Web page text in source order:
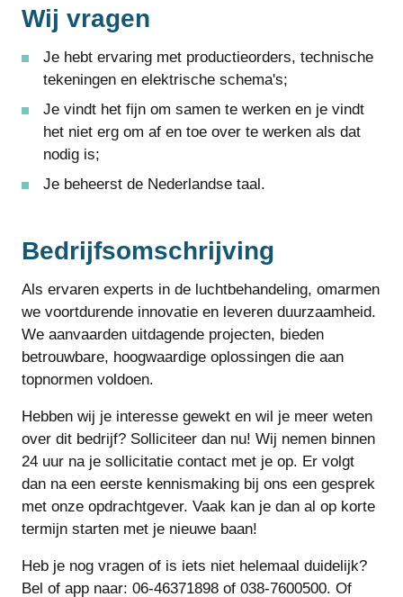
Wij vragen
Je hebt ervaring met productieorders, technische
tekeningen en elektrische schema's;
Je vindt het fijn om samen te werken en je vindt
het niet erg om af en toe over te werken als dat
nodig is;
Je beheerst de Nederlandse taal.
Bedrijfsomschrijving
Als ervaren experts in de luchtbehandeling, omarmen
we voortdurende innovatie en leveren duurzaamheid.
We aanvaarden uitdagende projecten, bieden
betrouwbare, hoogwaardige oplossingen die aan
topnormen voldoen.
Hebben wij je interesse gewekt en wil je meer weten
over dit bedrijf? Solliciteer dan nu! Wij nemen binnen
24 uur na je sollicitatie contact met je op. Er volgt
dan na een eerste kennismaking bij ons een gesprek
met onze opdrachtgever. Vaak kan je dan al op korte
termijn starten met je nieuwe baan!
Heb je nog vragen of is iets niet helemaal duidelijk?
Bel of app naar: 06-46371898 of 038-7600500. Of